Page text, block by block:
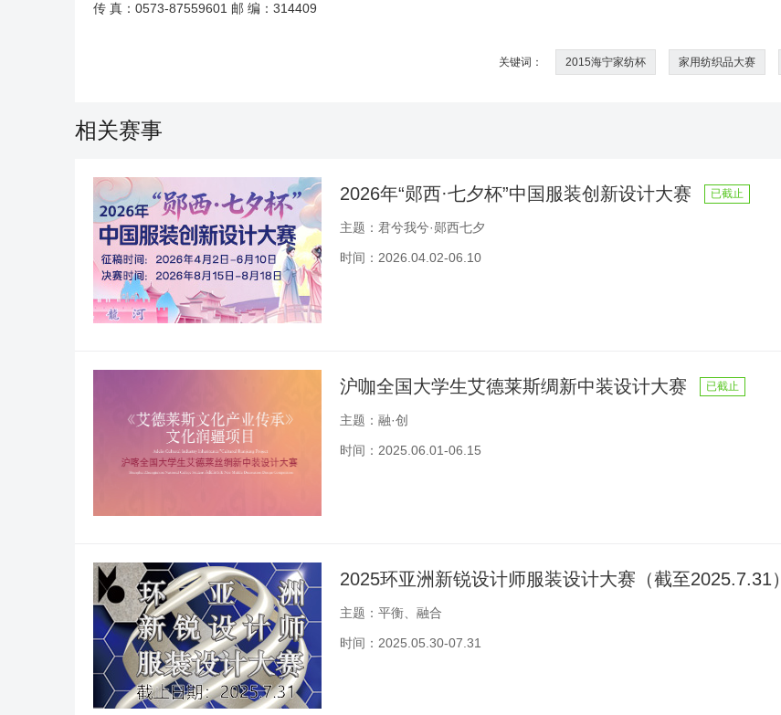
传 真：0573-87559601 邮 编：314409
关键词： 2015海宁家纺杯 家用纺织品大赛
相关赛事
2026年“郧西·七夕杯”中国服装创新设计大赛 已截止
主题：君兮我兮·郧西七夕
时间：2026.04.02-06.10
沪咖全国大学生艾德莱斯绸新中装设计大赛 已截止
主题：融·创
时间：2025.06.01-06.15
2025环亚洲新锐设计师服装设计大赛（截至2025.7.31）
主题：平衡、融合
时间：2025.05.30-07.31